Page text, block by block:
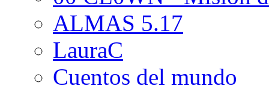
ALMAS 5.17
LauraC
Cuentos del mundo